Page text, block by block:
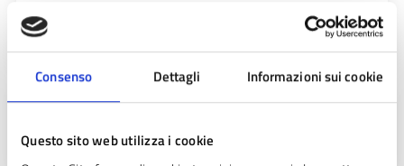
Consenso Dettagli Informazioni sui cookie
Questo sito web utilizza i cookie